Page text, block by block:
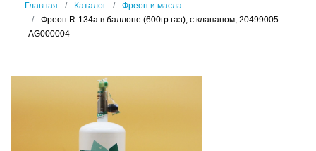
Главная Каталог
Фреон и масла
Фреон R-134a в баллоне (600гр газ), с клапаном, 20499005.
AG000004